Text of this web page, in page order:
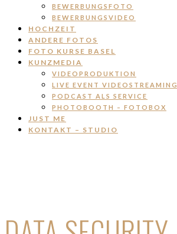
BEWERBUNGSFOTO
BEWERBUNGSVIDEO
HOCHZEIT
ANDERE FOTOS
FOTO KURSE BASEL
KUNZMEDIA
VIDEOPRODUKTION
LIVE EVENT VIDEOSTREAMING
PODCAST ALS SERVICE
PHOTOBOOTH – FOTOBOX
JUST ME
KONTAKT – STUDIO